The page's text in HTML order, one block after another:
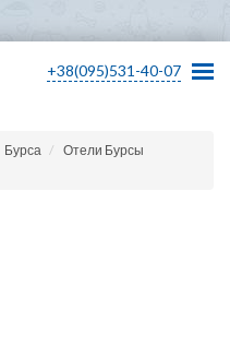
+38(095)531-40-07
Бурса
Отели Бурсы